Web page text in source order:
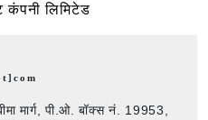
लिमिटेड
मार्ग, पी.ओ. बॉक्स नं. 19953,